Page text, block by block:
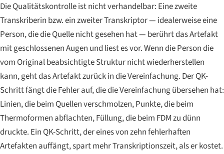
Die Qualitätskontrolle ist nicht verhandelbar: Eine zweite
Transkriberin bzw. ein zweiter Transkriptor — idealerweise eine
Person, die die Quelle nicht gesehen hat — berührt das Artefakt
mit geschlossenen Augen und liest es vor. Wenn die Person die
vom Original beabsichtigte Struktur nicht wiederherstellen
kann, geht das Artefakt zurück in die Vereinfachung. Der QK-
Schritt fängt die Fehler auf, die die Vereinfachung übersehen hat:
Linien, die beim Quellen verschmolzen, Punkte, die beim
Thermoformen abflachten, Füllung, die beim FDM zu dünn
druckte. Ein QK-Schritt, der eines von zehn fehlerhaften
Artefakten auffängt, spart mehr Transkriptionszeit, als er kostet.